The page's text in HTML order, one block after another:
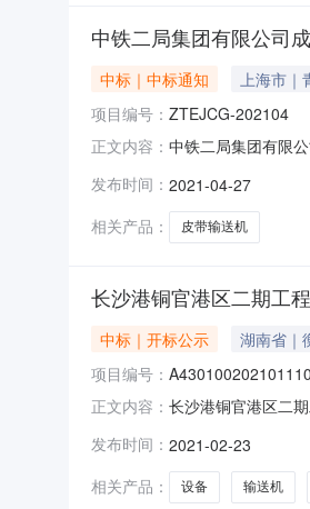
中铁二局集团有限公司
中标｜中标通知 上海市｜
项目编号： ZTEJCG-202104
正文内容： 中铁二局集团有限
机招标采购组织单
发布时间： 2021-04-27
相关产品：
皮带输送机
长沙港铜官港区二期工
中标｜开标公示 湖南省｜
项目编号：
正文内容： 长沙港铜官港区二
210924:56:54,投标
发布时间： 2021-02-23
相关产品：
设备 输送机